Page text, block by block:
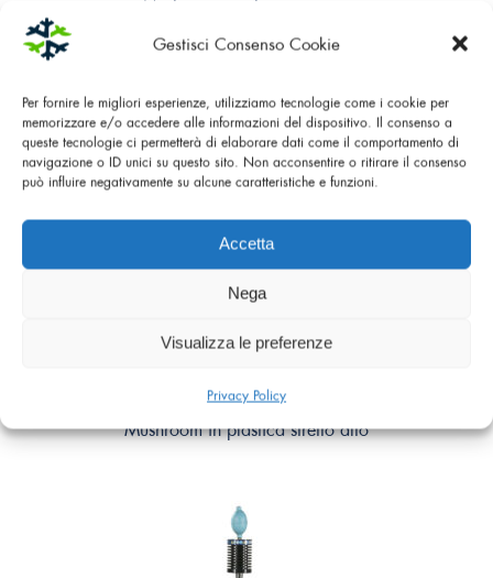
Gestisci Consenso Cookie
Per fornire le migliori esperienze, utilizziamo tecnologie come i cookie per
memorizzare e/o accedere alle informazioni del dispositivo. Il consenso a
queste tecnologie ci permetterà di elaborare dati come il comportamento di
navigazione o ID unici su questo sito. Non acconsentire o ritirare il consenso
può influire negativamente su alcune caratteristiche e funzioni.
Accetta
Nega
Visualizza le preferenze
Privacy Policy
Mushroom in plastica stretto
Mushroom in plastica stretto alto